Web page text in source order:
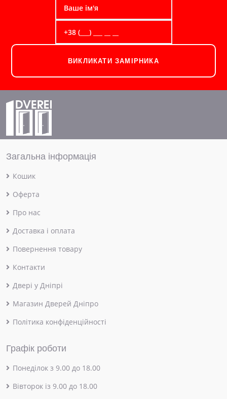
ВИКЛИКАТИ ЗАМІРНИКА
Загальна інформація
Кошик
Оферта
Про нас
Доставка і оплата
Повернення товару
Контакти
Двері у Дніпрі
Магазин Дверей Дніпро
Політика конфіденційності
Графік роботи
Понеділок з 9.00 до 18.00
Вівторок із 9.00 до 18.00